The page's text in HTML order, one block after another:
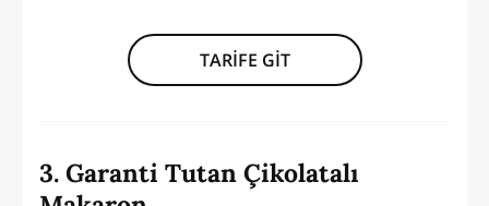
TARİFE GİT
3. Garanti Tutan Çikolatalı